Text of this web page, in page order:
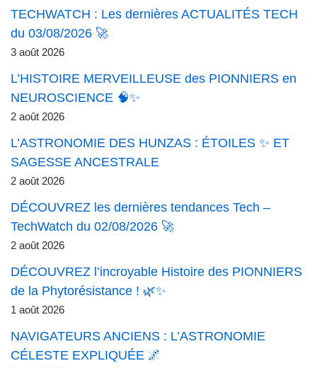
TECHWATCH : Les dernières ACTUALITÉS TECH
du 03/08/2026 🚀
3 août 2026
L’HISTOIRE MERVEILLEUSE des PIONNIERS en
NEUROSCIENCE 🧠✨
2 août 2026
L’ASTRONOMIE DES HUNZAS : ÉTOILES ✨ ET
SAGESSE ANCESTRALE
2 août 2026
DÉCOUVREZ les dernières tendances Tech –
TechWatch du 02/08/2026 🚀
2 août 2026
DÉCOUVREZ l’incroyable Histoire des PIONNIERS
de la Phytorésistance ! 🌿✨
1 août 2026
NAVIGATEURS ANCIENS : L’ASTRONOMIE
CÉLESTE EXPLIQUÉE 🌌